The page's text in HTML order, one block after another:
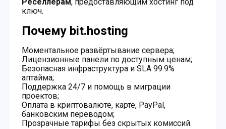
ключ.
Почему bit.hosting
Моментальное развёртывание сервера;
Лицензионные панели по доступным ценам;
Безопасная инфраструктура и SLA 99.9%
аптайма;
Поддержка 24/7 и помощь в миграции
проектов;
Оплата в криптовалюте, карте, PayPal,
банковским переводом;
Прозрачные тарифы без скрытых комиссий.